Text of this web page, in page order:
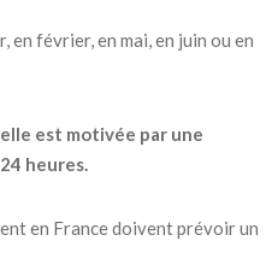
février, en mai, en juin ou en
est motivée par une
heures.
en France doivent prévoir un